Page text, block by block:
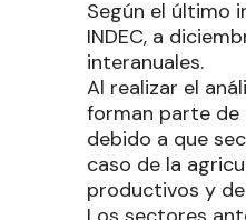
Según el último
INDEC, a
interanuales.
Al realizar el
forman parte de
debido a que
caso de la
productivos y